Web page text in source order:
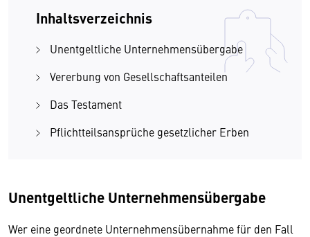
Inhaltsverzeichnis
Unentgeltliche Unternehmensübergabe
Vererbung von Gesellschaftsanteilen
Das Testament
Pflichtteilsansprüche gesetzlicher Erben
Unentgeltliche Unternehmensübergabe
Wer eine geordnete Unternehmensübernahme für den Fall